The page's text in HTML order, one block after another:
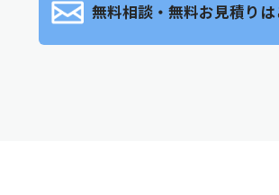
無料相談・無料お見積りは